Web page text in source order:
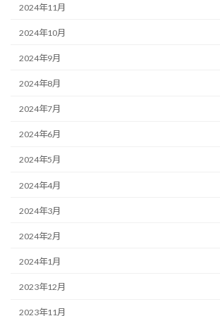
2024年11月
2024年10月
2024年9月
2024年8月
2024年7月
2024年6月
2024年5月
2024年4月
2024年3月
2024年2月
2024年1月
2023年12月
2023年11月